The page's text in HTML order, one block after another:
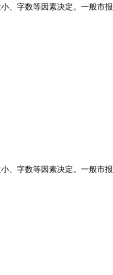
字数等因素决定。一般市
字数等因素决定。一般市